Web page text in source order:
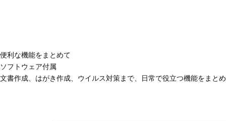
便利な機能をまとめて
ソフトウェア付属
文書作成、はがき作成、ウイルス対策まで、日常で役立つ機能をまと